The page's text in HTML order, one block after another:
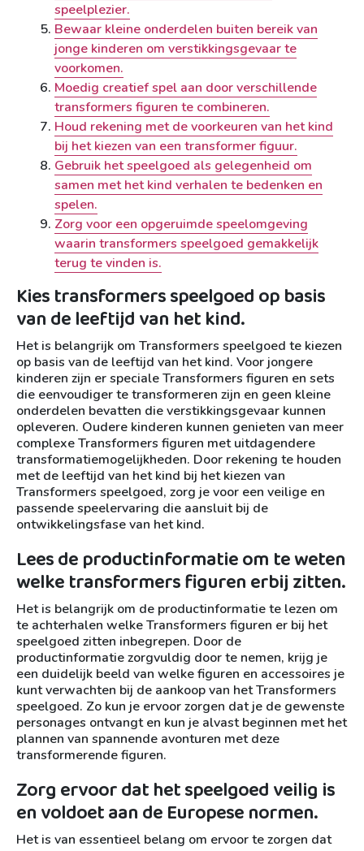
speelplezier.
Bewaar kleine onderdelen buiten bereik van
jonge kinderen om verstikkingsgevaar te
voorkomen.
Moedig creatief spel aan door verschillende
transformers figuren te combineren.
Houd rekening met de voorkeuren van het kind
bij het kiezen van een transformer figuur.
Gebruik het speelgoed als gelegenheid om
samen met het kind verhalen te bedenken en
spelen.
Zorg voor een opgeruimde speelomgeving
waarin transformers speelgoed gemakkelijk
terug te vinden is.
Kies transformers speelgoed op basis
van de leeftijd van het kind.
Het is belangrijk om Transformers speelgoed te kiezen
op basis van de leeftijd van het kind. Voor jongere
kinderen zijn er speciale Transformers figuren en sets
die eenvoudiger te transformeren zijn en geen kleine
onderdelen bevatten die verstikkingsgevaar kunnen
opleveren. Oudere kinderen kunnen genieten van meer
complexe Transformers figuren met uitdagendere
transformatiemogelijkheden. Door rekening te houden
met de leeftijd van het kind bij het kiezen van
Transformers speelgoed, zorg je voor een veilige en
passende speelervaring die aansluit bij de
ontwikkelingsfase van het kind.
Lees de productinformatie om te weten
welke transformers figuren erbij zitten.
Het is belangrijk om de productinformatie te lezen om
te achterhalen welke Transformers figuren er bij het
speelgoed zitten inbegrepen. Door de
productinformatie zorgvuldig door te nemen, krijg je
een duidelijk beeld van welke figuren en accessoires je
kunt verwachten bij de aankoop van het Transformers
speelgoed. Zo kun je ervoor zorgen dat je de gewenste
personages ontvangt en kun je alvast beginnen met het
plannen van spannende avonturen met deze
transformerende figuren.
Zorg ervoor dat het speelgoed veilig is
en voldoet aan de Europese normen.
Het is van essentieel belang om ervoor te zorgen dat